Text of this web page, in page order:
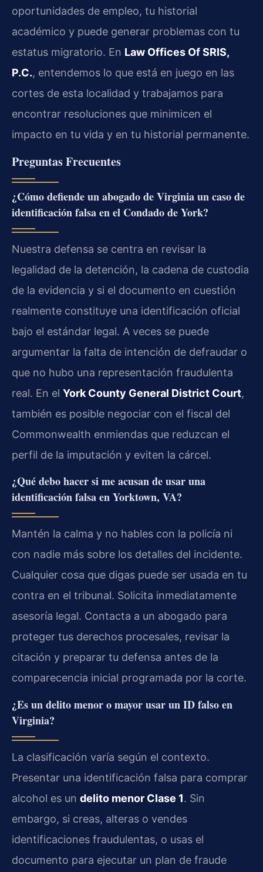
oportunidades de empleo, tu historial
académico y puede generar problemas con tu
estatus migratorio. En Law Offices Of SRIS,
P.C., entendemos lo que está en juego en las
cortes de esta localidad y trabajamos para
encontrar resoluciones que minimicen el
impacto en tu vida y en tu historial permanente.
Preguntas Frecuentes
¿Cómo defiende un abogado de Virginia un caso de
identificación falsa en el Condado de York?
Nuestra defensa se centra en revisar la
legalidad de la detención, la cadena de custodia
de la evidencia y si el documento en cuestión
realmente constituye una identificación oficial
bajo el estándar legal. A veces se puede
argumentar la falta de intención de defraudar o
que no hubo una representación fraudulenta
real. En el York County General District Court,
también es posible negociar con el fiscal del
Commonwealth enmiendas que reduzcan el
perfil de la imputación y eviten la cárcel.
¿Qué debo hacer si me acusan de usar una
identificación falsa en Yorktown, VA?
Mantén la calma y no hables con la policía ni
con nadie más sobre los detalles del incidente.
Cualquier cosa que digas puede ser usada en tu
contra en el tribunal. Solicita inmediatamente
asesoría legal. Contacta a un abogado para
proteger tus derechos procesales, revisar la
citación y preparar tu defensa antes de la
comparecencia inicial programada por la corte.
¿Es un delito menor o mayor usar un ID falso en
Virginia?
La clasificación varía según el contexto.
Presentar una identificación falsa para comprar
alcohol es un delito menor Clase 1. Sin
embargo, si creas, alteras o vendes
identificaciones fraudulentas, o usas el
documento para ejecutar un plan de fraude